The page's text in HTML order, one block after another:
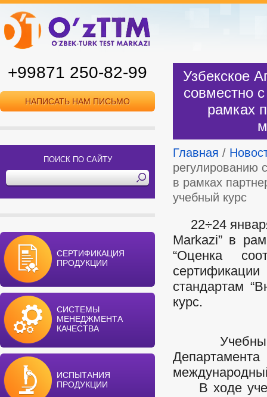
+99871 250-82-99
НАПИСАТЬ НАМ ПИСЬМО
ПОИСК ПО САЙТУ
СЕРТИФИКАЦИЯ
ПРОДУКЦИИ
СИСТЕМЫ
МЕНЕДЖМЕНТА
КАЧЕСТВА
ИСПЫТАНИЯ
ПРОДУКЦИИ
Узбекское
совместно
рамках
Главная /
регулированию
в рамках
учебный курс
22÷24
Markazi” в
“Оценка
стандартам
курс.
Учебный
В ходе